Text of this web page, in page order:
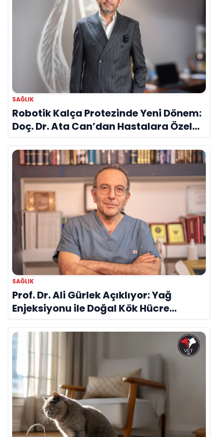
SAĞLIK
Robotik Kalça Protezinde Yeni Dönem:
Doç. Dr. Ata Can’dan Hastalara Özel
Cerrahi Planlama
SAĞLIK
Prof. Dr. Ali Gürlek Açıklıyor: Yağ
Enjeksiyonu ile Doğal Kök Hücre
Tedavisi